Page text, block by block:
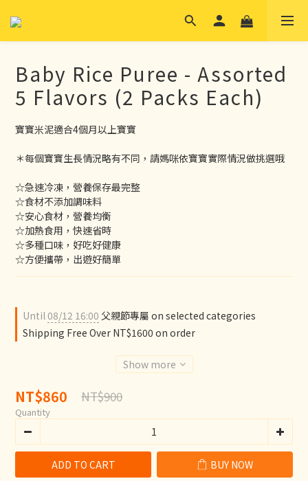
Baby Rice Puree - Assorted
5 Flavors (2 Packs Each)
寶寶米泥適合4個月以上寶寶
＊每個寶寶生長情況略有不同，請媽咪依寶寶實際情況做挑選哦
☆急速冷凍，營養保存最完整
☆食材不添加調味料
☆安心食材，營養均衡
☆加熱食用，快速省時
☆多種口味，好吃好健康
☆方便攜帶，出遊好簡單
Until08/12 16:00 父親節專屬 on selected categories
Shipping Free Over NT$1600 on order
Show more
NT$860 NT$900
Quantity
ADD TO CART BUY NOW